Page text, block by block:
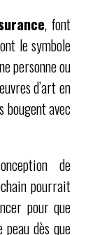
, font
le symbole
personne ou
d’art en
bougent avec
de
pourrait
pour que
dès que